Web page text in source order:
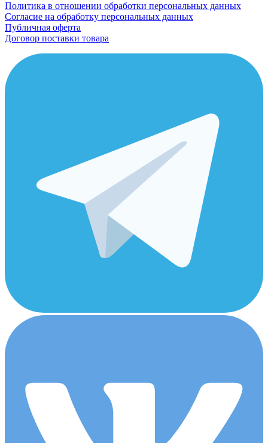
Политика в отношении обработки персональных данных
Согласие на обработку персональных данных
Публичная оферта
Договор поставки товара